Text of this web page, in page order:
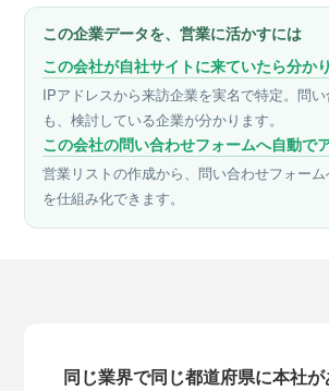
この企業データを、営業に活かすには
この会社が自社サイトに来ていたら分か
IPアドレスから来訪企業を実名で特定。問
も、検討している企業が分かります。
この会社の問い合わせフォームへ自動で
営業リストの作成から、問い合わせフォー
を仕組み化できます。
同じ業界で同じ都道府県に本社